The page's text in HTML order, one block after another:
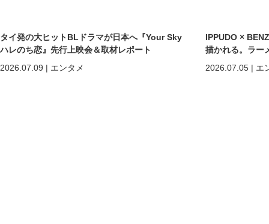
タイ発の大ヒットBLドラマが日本へ『Your Sky
ハレのち恋』先行上映会＆取材レポート
2026.07.09 | エンタメ
IPPUDO ×
描かれる。ラー
2026.07.05 | エ